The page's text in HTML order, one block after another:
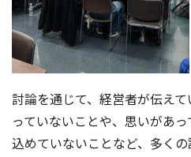
討論を通じて、経営者が伝え
っていないことや、思いがあ
込めていないことなど、多く